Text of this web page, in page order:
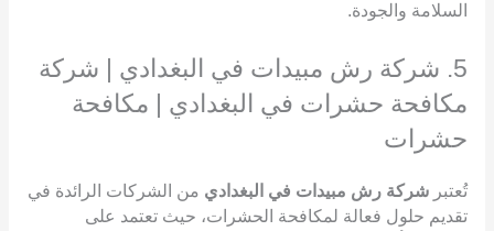
السلامة والجودة.
5. شركة رش مبيدات في البغدادي | شركة
مكافحة حشرات في البغدادي | مكافحة
حشرات
تُعتبر شركة رش مبيدات في البغدادي من الشركات الرائدة في
تقديم حلول فعالة لمكافحة الحشرات، حيث تعتمد على